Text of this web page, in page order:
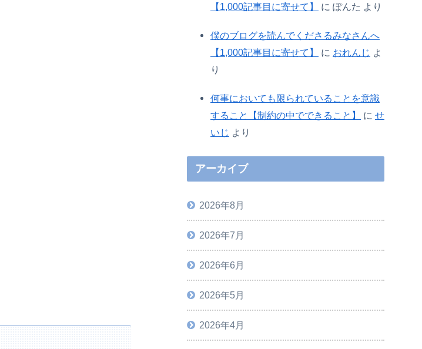
【1,000記事目に寄せて】
に ぽんた より
僕のブログを読んでくださるみなさんへ
【1,000記事目に寄せて】
に おれんじ よ
り
何事においても限られていることを意識
すること【制約の中でできること】
に せ
いじ より
アーカイブ
2026年8月
2026年7月
2026年6月
2026年5月
2026年4月